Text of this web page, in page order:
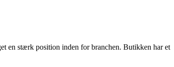
en stærk position inden for branchen. Butikken har et